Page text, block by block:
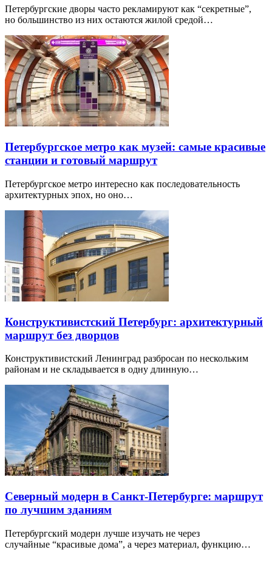
Петербургские дворы часто рекламируют как “секретные”,
но большинство из них остаются жилой средой…
Петербургское метро как музей: самые красивые
станции и готовый маршрут
Петербургское метро интересно как последовательность
архитектурных эпох, но оно…
Конструктивистский Петербург: архитектурный
маршрут без дворцов
Конструктивистский Ленинград разбросан по нескольким
районам и не складывается в одну длинную…
Северный модерн в Санкт-Петербурге: маршрут
по лучшим зданиям
Петербургский модерн лучше изучать не через
случайные “красивые дома”, а через материал, функцию…